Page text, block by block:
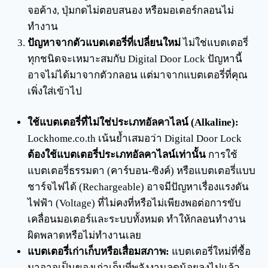
จอค้าง, ปุ่มกดไม่ตอบสนอง หรือมอเตอร์กลอนไม่
ทำงาน
ปัญหาจากตัวแบตเตอรี่ที่เปลี่ยนใหม่ไม่ใช่แบตเตอรี่
ทุกชนิดจะเหมาะสมกับ Digital Door Lock ปัญหานี้
อาจไม่ได้มาจากตัวกลอน แต่มาจากแบตเตอรี่ที่คุณ
เพิ่งใส่เข้าไป
ใช้แบตเตอรี่ที่ไม่ใช่ประเภทอัลคาไลน์ (Alkaline):
Lockhome.co.th เน้นย้ำเสมอว่า Digital Door Lock
ต้องใช้แบตเตอรี่ประเภทอัลคาไลน์เท่านั้นการใช้
แบตเตอรี่ธรรมดา (คาร์บอน-ซิงค์) หรือแบตเตอรี่แบบ
ชาร์จไฟได้ (Rechargeable) อาจมีปัญหาเรื่องแรงดัน
ไฟฟ้า (Voltage) ที่ไม่คงที่หรือไม่เพียงพอต่อการขับ
เคลื่อนมอเตอร์และระบบทั้งหมด ทำให้กลอนทำงาน
ผิดพลาดหรือไม่ทำงานเลย
แบตเตอรี่เก่าเก็บหรือเสื่อมสภาพ: แบตเตอรี่ใหม่ที่ซื้อ